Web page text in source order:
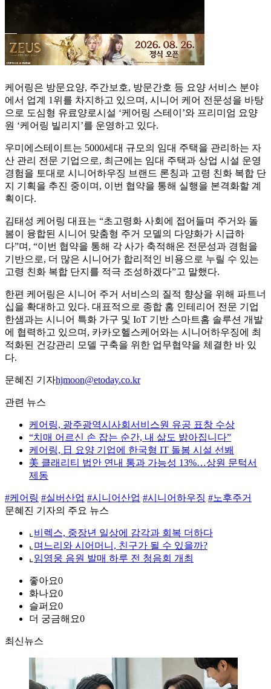
케어링은 방문요양, 주간보호, 방문간호 등 요양 서비스 분야
에서 업계 1위를 차지하고 있으며, 시니어 케어 전문성을 바탕
으로 도심형 유료양로시설 ‘케어링 스테이’와 프리미엄 요양
원 ‘케어링 빌리지’를 운영하고 있다.
우미에스테이트는 5000세대 규모의 임대 주택을 관리하는 자
산 관리 전문 기업으로, 최근에는 임대 주택과 상업 시설 운영
경험을 토대로 시니어하우징 브랜드 론칭과 고령 친화 복합 단
지 기획을 추진 중이며, 이번 협약을 통해 실행을 본격화할 계
획이다.
김태성 케어링 대표는 “초고령화 사회에 접어들며 주거와 돌
봄이 융합된 시니어 맞춤형 주거 모델의 다양화가 시급하
다”며, “이번 협약을 통해 각 사가 축적해온 전문성과 경험을
기반으로, 더 많은 시니어가 합리적인 비용으로 누릴 수 있는
고령 친화 복합 단지를 적극 조성하겠다”고 말했다.
한편 케어링은 시니어 주거 서비스의 질적 향상을 위해 파트너
십을 확대하고 있다. 대표적으로 종합 홈 인테리어 전문 기업
한샘과는 시니어 특화 가구 및 IoT 기반 스마트홈 솔루션 개발
에 협력하고 있으며, 카카오헬스케어와는 시니어하우징에 최
적화된 건강관리 모델 구축을 위한 업무협약을 체결한 바 있
다.
문혜진 기자hjmoon@etoday.co.kr
관련 뉴스
케어링, 광주광역시사회서비스원 유공 표창 수상
“치매 어르신 손 잡는 순간, 내 삶도 밝아집니다”
케어링, 日 요양 기업에 한국형 IT 돌봄 시설 선봬
美 클래리티 법안 연내 통과 가능성 13%…상원 문턱서
제동
#케어링 #실버산업 #시니어산업 #시니어하우징 #노후주거
문혜진 기자의 주요 뉴스
⌞ 비렉스, 중장년 일상에 감각과 회복 더하다
⌞ 며느리와 시어머니, 친구가 될 수 있을까?
⌞ 임영웅 음원 발매 하루 전 청음회 개최
좋아요0
화나요0
슬퍼요0
더 궁금해요0
최신뉴스